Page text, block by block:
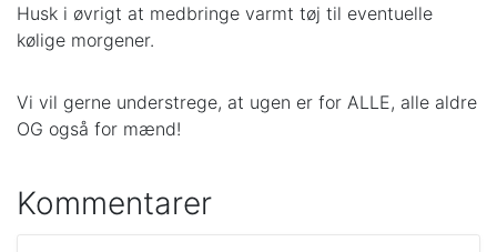
Husk i øvrigt at medbringe varmt tøj til eventuelle
kølige morgener.
Vi vil gerne understrege, at ugen er for ALLE, alle aldre
OG også for mænd!
Kommentarer